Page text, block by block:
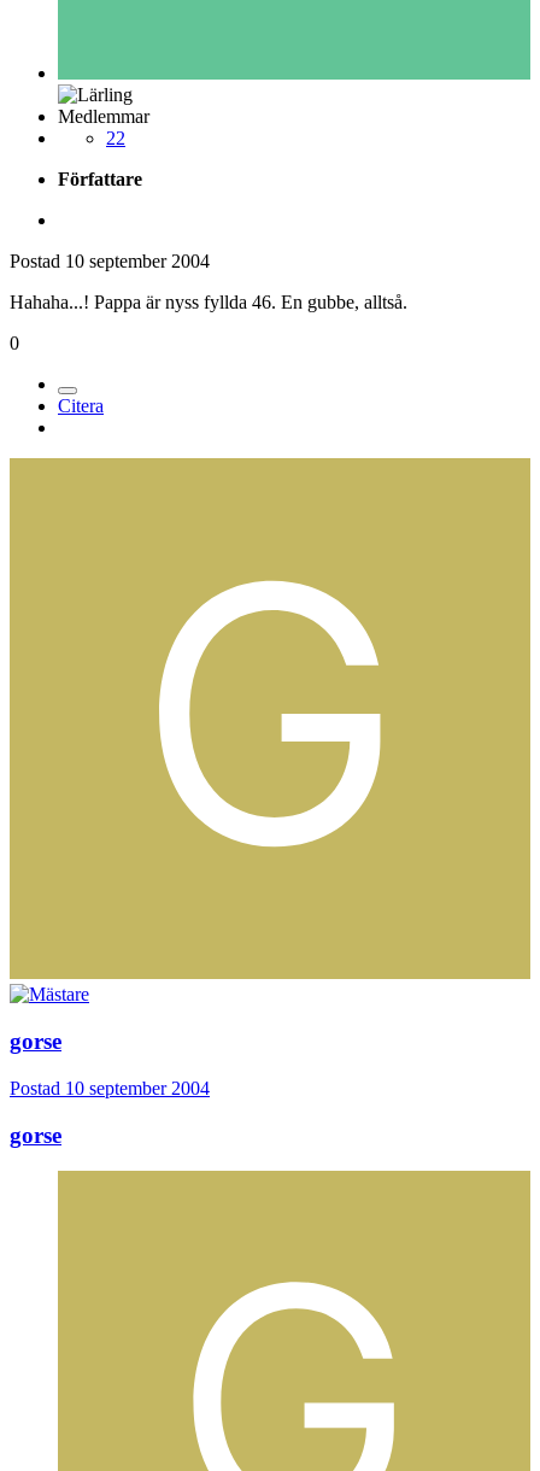
Medlemmar
22
Författare
Postad 10 september 2004
Hahaha...! Pappa är nyss fyllda 46. En gubbe, alltså.
0
Citera
gorse
Postad 10 september 2004
gorse